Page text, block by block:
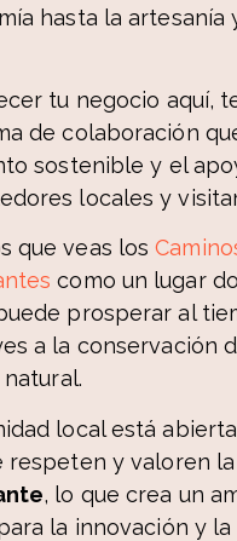
hasta la artesanía
tu negocio aquí,
de colaboración
sostenible y el
locales y
que veas los
como un lugar
prosperar al
a la conservación
local está
respeten y valoren
, lo que crea un
la innovación y la